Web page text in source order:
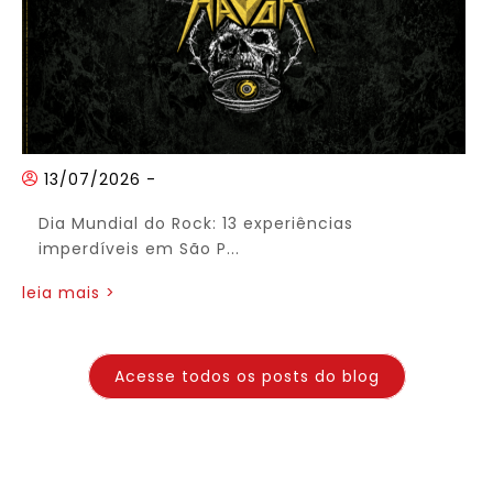
13/07/2026 -
Dia Mundial do Rock: 13 experiências
imperdíveis em São P...
leia mais >
Acesse todos os posts do blog